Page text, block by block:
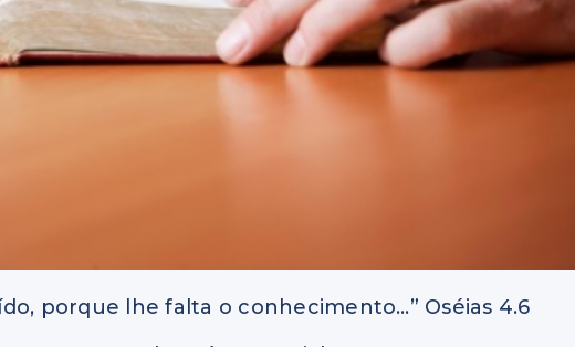
porque lhe falta o conhecimento…” Oséias 4.6